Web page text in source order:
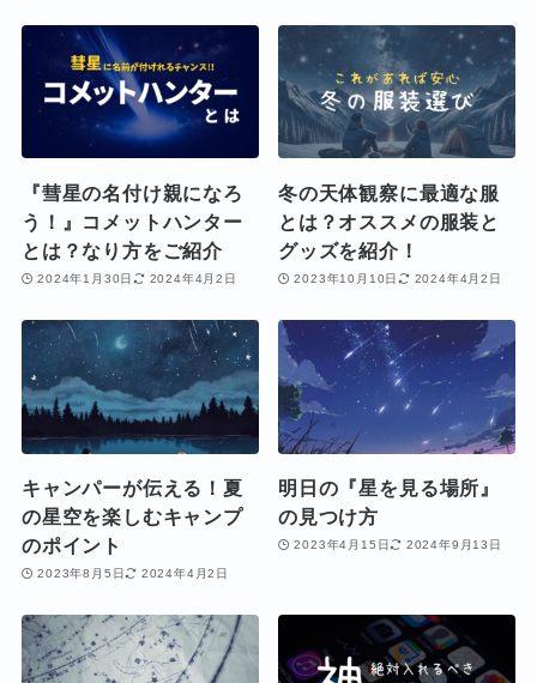
『彗星の名付け親になろ
う！』コメットハンター
とは？なり方をご紹介
2024年1月30日 2024年4月2日
冬の天体観察に最適な服
とは？オススメの服装と
グッズを紹介！
2023年10月10日 2024年4月2日
キャンパーが伝える！夏
の星空を楽しむキャンプ
のポイント
2023年8月5日 2024年4月2日
明日の『星を見る場所』
の見つけ方
2023年4月15日 2024年9月13日